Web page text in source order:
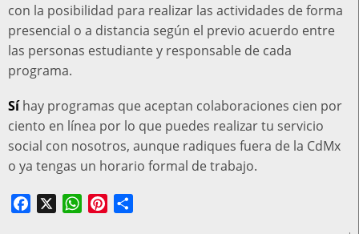
con la posibilidad para realizar las actividades de forma
presencial o a distancia según el previo acuerdo entre
las personas estudiante y responsable de cada
programa.
Síhay programas que aceptan colaboraciones cien por
ciento en línea por lo que puedes realizar tu servicio
social con nosotros, aunque radiques fuera de la CdMx
o ya tengas un horario formal de trabajo.
Facebook WhatsAppPinterest